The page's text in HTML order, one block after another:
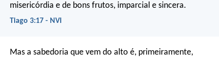
misericórdia e de bons frutos, imparcial e sincera.
Tiago 3:17 - NVI
Mas a sabedoria que vem do alto é, primeiramente,